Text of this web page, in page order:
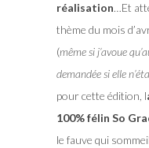
réalisation…Et
thème du mois
(même si j’avoue
demandée si elle
pour cette édition, l
100% félin So
le fauve qui